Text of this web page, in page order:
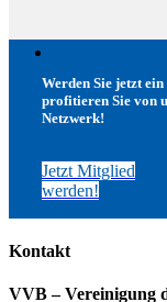
Werden Sie jetzt
profitieren Sie von
Netzwerk!
Jetzt Mitglied
werden!
Kontakt
VVB – Vereinigung